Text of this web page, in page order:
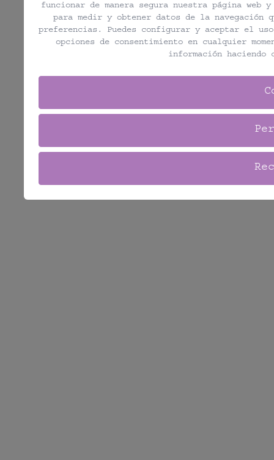
funcionar de manera segura nuestra página
para medir y obtener datos de la
preferencias. Puedes configurar y aceptar el
opciones de consentimiento en cualquier
información